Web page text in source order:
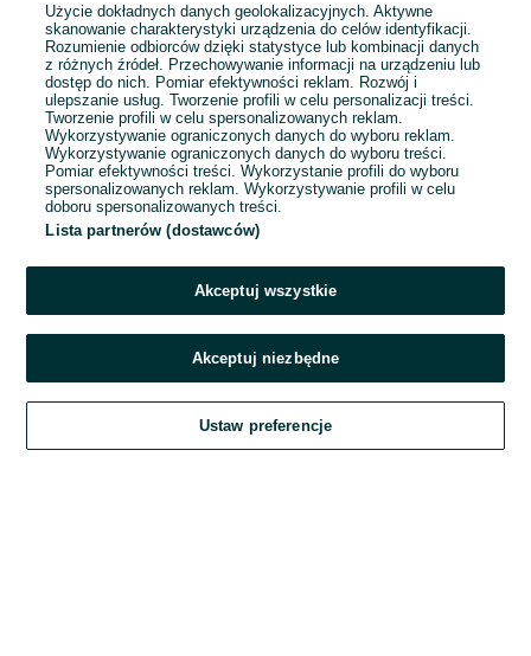
E-mail
Hasło
Zaloguj się
Kontynuując za pośrednictwem jednego z dostawców wskazanych powyżej,
OLX.pl w jego aktualnym brzmieniu.
Użycie dokładnych danych geolokalizacyjnych. Aktywne
skanowanie charakterystyki urządzenia do celów identyfikacji.
Rozumienie odbiorców dzięki statystyce lub kombinacji danych
z różnych źródeł. Przechowywanie informacji na urządzeniu lub
dostęp do nich. Pomiar efektywności reklam. Rozwój i
ulepszanie usług. Tworzenie profili w celu personalizacji treści.
Tworzenie profili w celu spersonalizowanych reklam.
Wykorzystywanie ograniczonych danych do wyboru reklam.
Wykorzystywanie ograniczonych danych do wyboru treści.
Pomiar efektywności treści. Wykorzystanie profili do wyboru
spersonalizowanych reklam. Wykorzystywanie profili w celu
doboru spersonalizowanych treści.
Lista partnerów (dostawców)
Akceptuj wszystkie
Akceptuj niezbędne
Ustaw preferencje